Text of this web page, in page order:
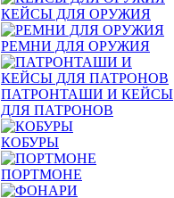
КЕЙСЫ ДЛЯ ОРУЖИЯ
РЕМНИ ДЛЯ ОРУЖИЯ
ПАТРОНТАШИ И КЕЙСЫ
ДЛЯ ПАТРОНОВ
КОБУРЫ
ПОРТМОНЕ